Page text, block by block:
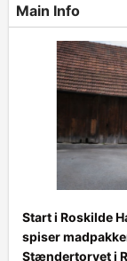
Main Info
Start i Roskilde
spiser
Stændertorvet i